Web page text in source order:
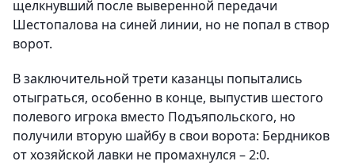
щелкнувший после выверенной передачи
Шестопалова на синей линии, но не попал в створ
ворот.
В заключительной трети казанцы попытались
отыграться, особенно в конце, выпустив шестого
полевого игрока вместо Подъяпольского, но
получили вторую шайбу в свои ворота: Бердников
от хозяйской лавки не промахнулся – 2:0.